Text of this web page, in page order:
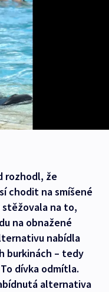
rozhodl, že
chodit na smíšené
stěžovala na to,
na obnažené
nabídla
burkinách – tedy
dívka odmítla.
alternativa